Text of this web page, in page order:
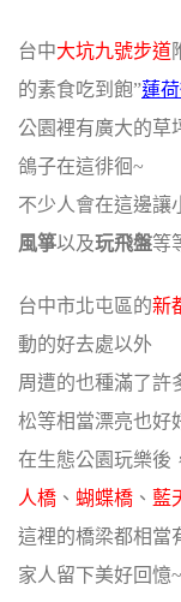
台中大坑九號步道
的素食吃到飽”蓮
公園裡有廣大的草
鴿子在這徘徊~
不少人會在這邊讓
風箏以及玩飛盤等
台中市北屯區的新
動的好去處以外
周遭的也種滿了許
松等相當漂亮也好
在生態公園玩樂後
人橋 、 蝴蝶橋 、 藍
這裡的橋梁都相當
家人留下美好回憶